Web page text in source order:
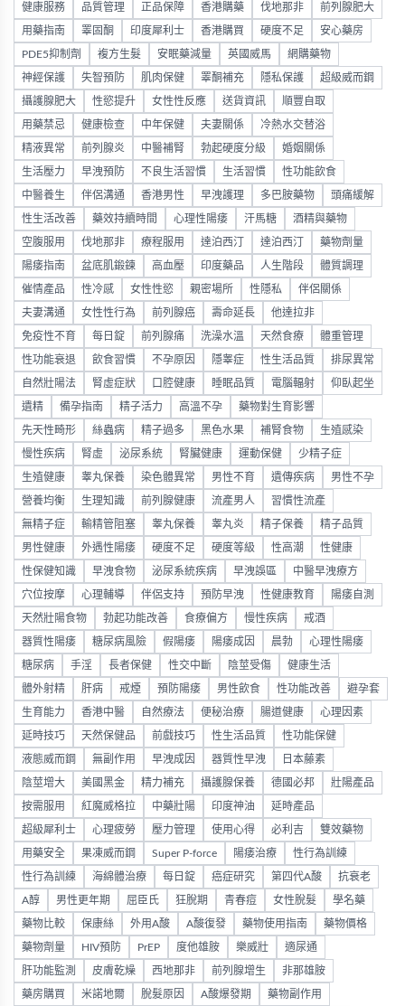
健康服務 品質管理 正品保障 香港購藥 伐地那非 前列腺肥大
用藥指南 睪固酮 印度犀利士 香港購買 硬度不足 安心藥房
PDE5抑制劑 複方生髮 安眠藥減量 英國威馬 網購藥物
神經保護 失智預防 肌肉保健 睪酮補充 隱私保護 超級威而鋼
攝護腺肥大 性慾提升 女性性反應 送貨資訊 順豐自取
用藥禁忌 健康檢查 中年保健 夫妻關係 冷熱水交替浴
精液異常 前列腺炎 中醫補腎 勃起硬度分級 婚姻關係
生活壓力 早洩預防 不良生活習慣 生活習慣 性功能飲食
中醫養生 伴侶溝通 香港男性 早洩護理 多巴胺藥物 頭痛緩解
性生活改善 藥效持續時間 心理性陽痿 汗馬糖 酒精與藥物
空腹服用 伐地那非 療程服用 達泊西汀 達泊西汀 藥物劑量
陽痿指南 盆底肌鍛鍊 高血壓 印度藥品 人生階段 體質調理
催情產品 性冷感 女性性慾 親密場所 性隱私 伴侶關係
夫妻溝通 女性性行為 前列腺癌 壽命延長 他達拉非
免疫性不育 每日錠 前列腺痛 洗澡水溫 天然食療 體重管理
性功能衰退 飲食習慣 不孕原因 隱睾症 性生活品質 排尿異常
自然壯陽法 腎虛症狀 口腔健康 睡眠品質 電腦輻射 仰臥起坐
遺精 備孕指南 精子活力 高溫不孕 藥物對生育影響
先天性畸形 絲蟲病 精子過多 黑色水果 補腎食物 生殖感染
慢性疾病 腎虛 泌尿系統 腎臟健康 運動保健 少精子症
生殖健康 睾丸保養 染色體異常 男性不育 遺傳疾病 男性不孕
營養均衡 生理知識 前列腺健康 流產男人 習慣性流產
無精子症 輸精管阻塞 睾丸保養 睾丸炎 精子保養 精子品質
男性健康 外遇性陽痿 硬度不足 硬度等級 性高潮 性健康
性保健知識 早洩食物 泌尿系統疾病 早洩誤區 中醫早洩療方
穴位按摩 心理輔導 伴侶支持 預防早洩 性健康教育 陽痿自測
天然壯陽食物 勃起功能改善 食療偏方 慢性疾病 戒酒
器質性陽痿 糖尿病風險 假陽痿 陽痿成因 晨勃 心理性陽痿
糖尿病 手淫 長者保健 性交中斷 陰莖受傷 健康生活
體外射精 肝病 戒煙 預防陽痿 男性飲食 性功能改善 避孕套
生育能力 香港中醫 自然療法 便秘治療 腸道健康 心理因素
延時技巧 天然保健品 前戲技巧 性生活品質 性功能保健
液態威而鋼 無副作用 早洩成因 器質性早洩 日本藤素
陰莖增大 美國黑金 精力補充 攝護腺保養 德國必邦 壯陽產品
按需服用 紅魔威格拉 中藥壯陽 印度神油 延時產品
超級犀利士 心理疲勞 壓力管理 使用心得 必利吉 雙效藥物
用藥安全 果凍威而鋼 Super P-force 陽痿治療 性行為訓練
性行為訓練 海綿體治療 每日錠 癌症研究 第四代A酸 抗衰老
A醇 男性更年期 屈臣氏 狂脫期 青春痘 女性脫髮 學名藥
藥物比較 保康絲 外用A酸 A酸復發 藥物使用指南 藥物價格
藥物劑量 HIV預防 PrEP 度他雄胺 樂威壯 適尿通
肝功能監測 皮膚乾燥 西地那非 前列腺增生 非那雄胺
藥房購買 米諾地爾 脫髮原因 A酸爆發期 藥物副作用